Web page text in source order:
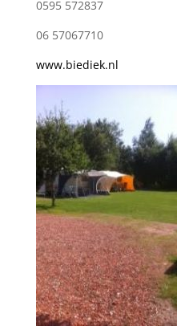
0595 572837
06 57067710
www.biediek.nl